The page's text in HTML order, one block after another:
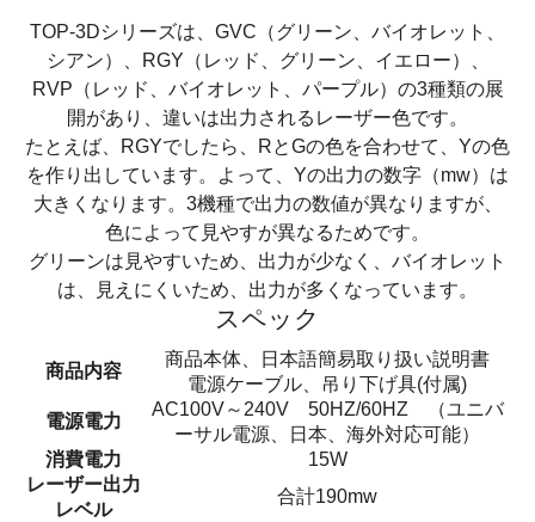
TOP-3Dシリーズは、GVC（グリーン、バイオレット、
シアン）、RGY（レッド、グリーン、イエロー）、
RVP（レッド、バイオレット、パープル）の3種類の展
開があり、違いは出力されるレーザー色です。
たとえば、RGYでしたら、RとGの色を合わせて、Yの色
を作り出しています。よって、Yの出力の数字（mw）は
大きくなります。3機種で出力の数値が異なりますが、
色によって見やすが異なるためです。
グリーンは見やすいため、出力が少なく、バイオレット
は、見えにくいため、出力が多くなっています。
スペック
商品内容
商品本体、日本語簡易取り扱い説明書
電源ケーブル、吊り下げ具(付属)
電源電力
AC100V～240V 50HZ/60HZ （ユニバ
ーサル電源、日本、海外対応可能）
消費電力
15W
レーザー出力
レベル
合計190mw